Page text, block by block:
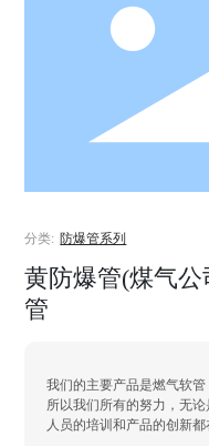
分类: 防爆管系列
黄防爆管(煤气
管
我们的主要产品是燃气软
所以我们所有的努力，无
人员的培训和产品的创新都